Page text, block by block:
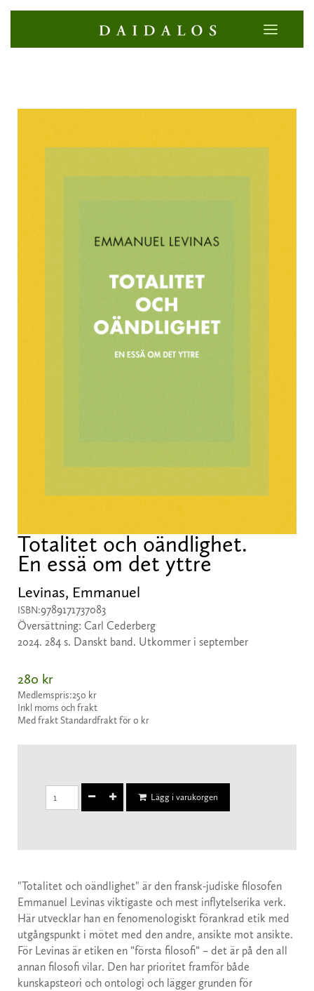
Totalitet och oändlighet.
En essä om det yttre
Levinas, Emmanuel
ISBN:9789171737083
Översättning: Carl Cederberg
2024. 284 s. Danskt band. Utkommer i september
280 kr
Medlemspris:250 kr
Inkl moms och frakt
Med frakt Standardfrakt för 0 kr
Lägg i varukorgen
"Totalitet och oändlighet" är den fransk-judiske filo­sofen
Emmanuel Levinas viktigaste och mest inflytelserika verk.
Här utvecklar han en fenomenologiskt förankrad etik med
utgångspunkt i mötet med den andre, ansikte mot ansikte.
För Levinas är etiken en ”första filosofi” – det är på den all
annan filosofi vilar. Den har prioritet framför både
kunskapsteori och ontologi och lägger grunden för